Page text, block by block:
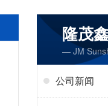
隆茂
— JM
公司新闻